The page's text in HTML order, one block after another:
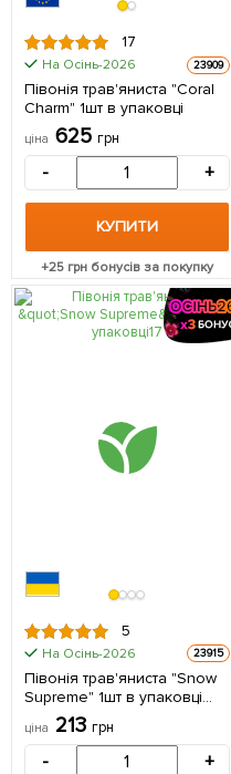
17
На Осінь-2026 23909
Півонія трав'яниста "Coral
Charm" 1шт в упаковці
ціна 625 грн
- +
КУПИТИ
+25 грн бонусів за покупку
5
На Осінь-2026 23915
Півонія трав'яниста "Snow
Supreme" 1шт в упаковці
(Кореневище)
ціна 213 грн
- +